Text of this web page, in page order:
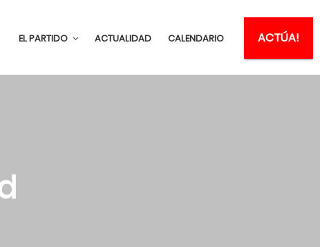
ACTÚA!
EL PARTIDO ACTUALIDAD CALENDARIO